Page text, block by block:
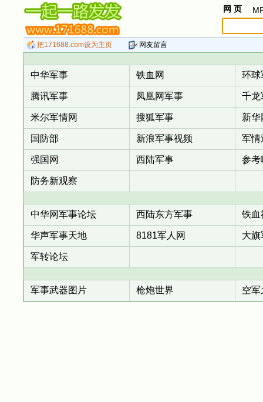
网 页
把171688.com设为主页 网友留言
中华军事 铁血网 环球
腾讯军事 凤凰网军事 千龙
米尔军情网 搜狐军事 新华
国防部 新浪军事视频 军情
强国网 西陆军事 参考
防务新观察
中华网军事论坛 西陆东方军事 铁血
华声军事天地 8181军人网 大旗
军转论坛
军事武器图片 枪炮世界 空军